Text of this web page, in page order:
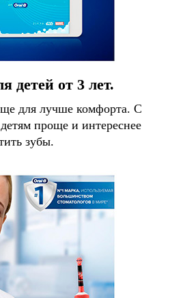
детей от 3 лет.
для лучше комфорта. С
проще и интереснее
зубы.